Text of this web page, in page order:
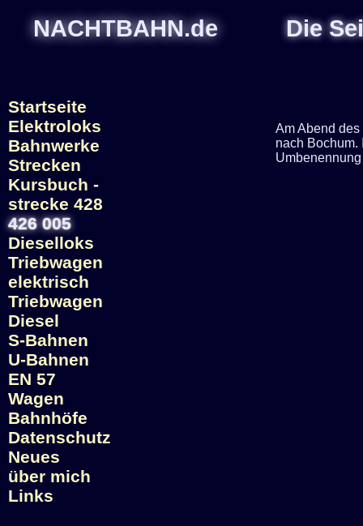
NACHTBAHN.de Die
Startseite
Elektroloks
Bahnwerke
Strecken
Kursbuch -
strecke 428
426 005
Dieselloks
Triebwagen
elektrisch
Triebwagen
Diesel
S-Bahnen
U-Bahnen
EN 57
Wagen
Bahnhöfe
Datenschutz
Neues
über mich
Links
Am Abend
nach Bochum.